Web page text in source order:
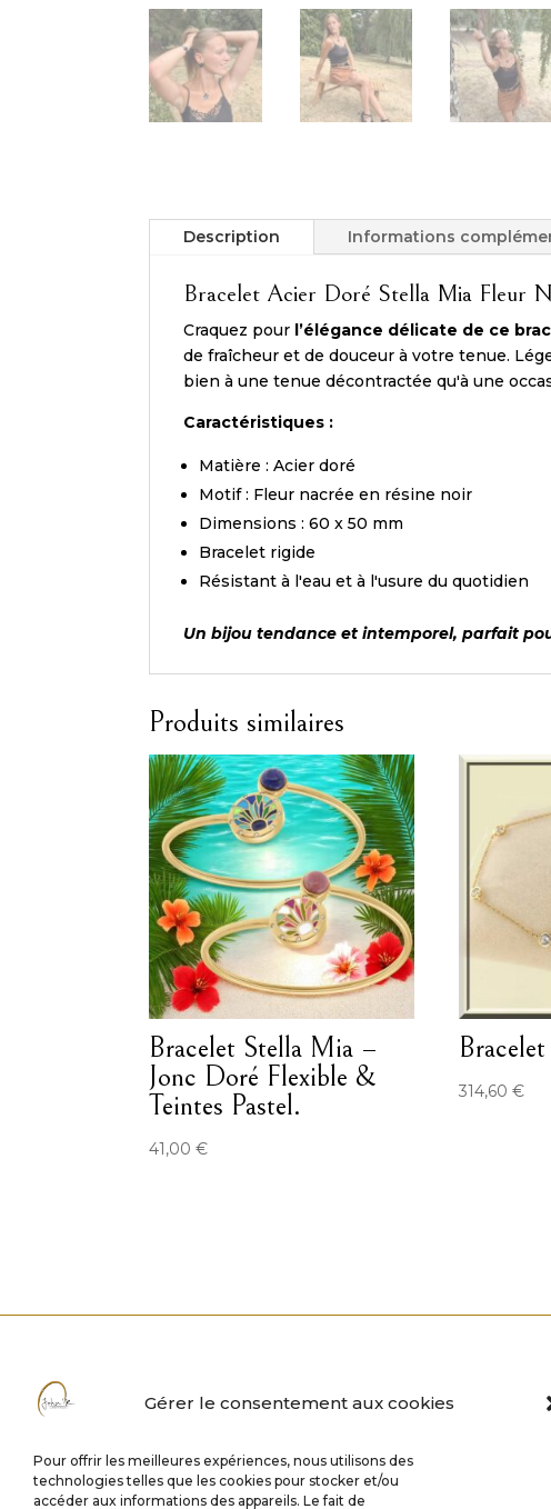
Gérer le consentement aux cookies
Pour offrir les meilleures expériences, nous utilisons des
technologies telles que les cookies pour stocker et/ou
accéder aux informations des appareils. Le fait de
Description Informations
Bracelet Acier Doré Stella Mia Fleur
Craquez pour l’élégance délicate de ce
de fraîcheur et de douceur à votre tenue.
bien à une tenue décontractée qu'à une
Caractéristiques :
Matière : Acier doré
Motif : Fleur nacrée en résine noir
Dimensions : 60 x 50 mm
Bracelet rigide
Résistant à l'eau et à l'usure du quotidien
Un bijou tendance et intemporel, parfait
Produits similaires
Bracelet Stella Mia –
Jonc Doré Flexible &
Teintes Pastel.
41,00€
314,60€